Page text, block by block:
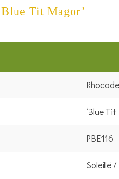
Tit Magor’
‘Blue
PBE116
Soleillé